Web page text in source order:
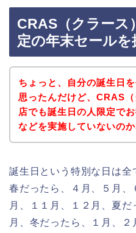
CRAS（クラース
定の年末セールを
ちょっと、自分の誕生日
思ったんだけど、CRAS
店でも誕生日の人限定で
などを実施していないのか
誕生日という特別な日は全
春だったら、４月、５月、
月、１１月、１２月、夏だ
月、冬だったら、１月、２